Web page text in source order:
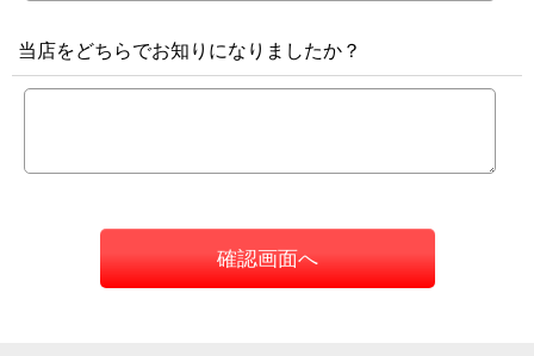
当店をどちらでお知りになりましたか？
確認画面へ